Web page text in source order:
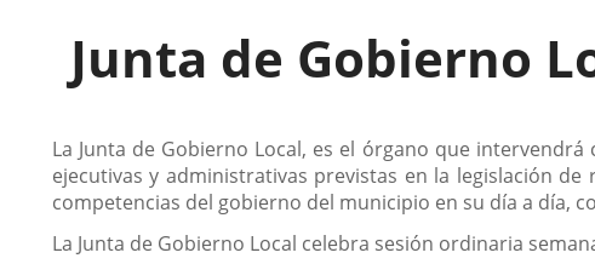
Junta de Gobierno
Descripción
La Junta de Gobierno Local, es el órgano que
ejecutivas y administrativas previstas en la legislación
competencias del gobierno del municipio en su día a día,
La Junta de Gobierno Local celebra sesión ordinaria